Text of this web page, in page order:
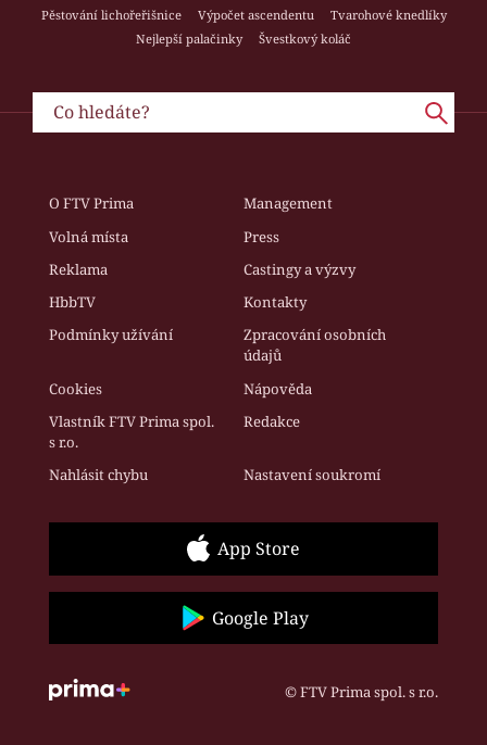
Pěstování lichořeřišnice
Výpočet ascendentu
Tvarohové knedlíky
Nejlepší palačinky
Švestkový koláč
O FTV Prima
Management
Volná místa
Press
Reklama
Castingy a výzvy
HbbTV
Kontakty
Podmínky užívání
Zpracování osobních
údajů
Cookies
Nápověda
Vlastník FTV Prima spol.
s r.o.
Redakce
Nahlásit chybu Nastavení soukromí
App Store
Google Play
© FTV Prima spol. s r.o.